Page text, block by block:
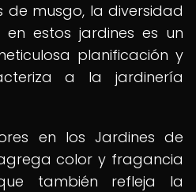
de musgo, la diversidad
estos jardines es un
planificación y
a la jardinería
en los Jardines de
color y fragancia
también refleja la